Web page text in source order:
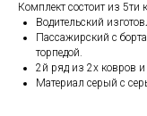
Комплект состоит из 5ти
Водительский
Пассажирский с
торпедой.
2й ряд из 2х ковров
Материал серый с